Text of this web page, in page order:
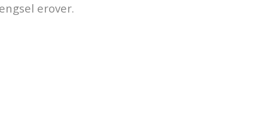
erover.